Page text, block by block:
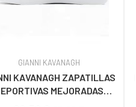
GIANNI KAVANAGH
KAVANAGH ZAPATILLAS
MEJORADAS